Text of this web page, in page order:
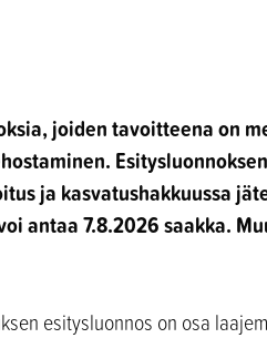
joiden tavoitteena on
ja kasvatushakkuussa
antaa 7.8.2026 saakka.
esitysluonnos on osa